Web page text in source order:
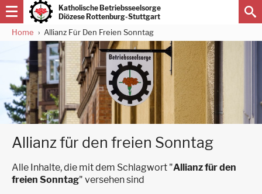
Direkt
zum
Inhalt
Katholische Betriebsseelsorge
Diözese Rottenburg-Stuttgart
Home Allianz Für Den Freien Sonntag
Allianz für den freien Sonntag
Alle Inhalte, die mit dem Schlagwort "Allianz für den
freien Sonntag" versehen sind